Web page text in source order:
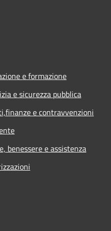
e formazione
e sicurezza pubblica
e contravvenzioni
benessere e assistenza